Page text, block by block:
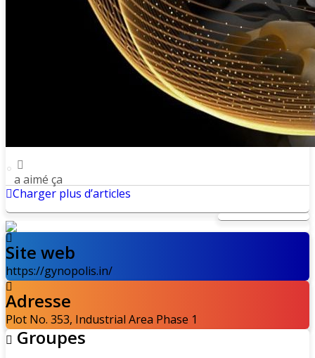
a aimé ça
Charger plus d’articles
Site web
https://gynopolis.in/
Adresse
Plot No. 353, Industrial Area Phase 1
Groupes